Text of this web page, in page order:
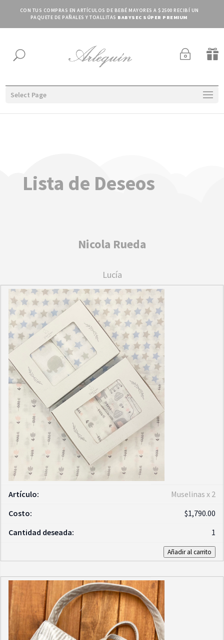
CON TUS COMPRAS EN ARTÍCULOS DE BEBÉ MAYORES A $2500 RECIBÍ UN
PAQUETE DE PAÑALES Y TOALLITAS BABYSEC SÚPER PREMIUM
U ~ 
Select Page
Lista de Deseos
Nicola Rueda
Lucía
Muselinas x 2
$1,790.00
1
Añadir al carrito